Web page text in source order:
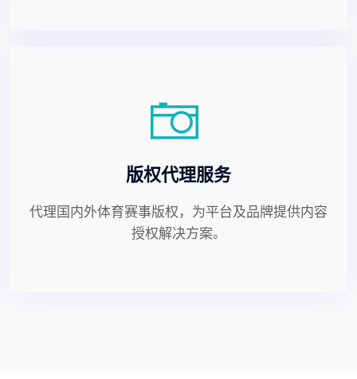
版权代理服务
代理国内外体育赛事版权，为平台及品牌提供内容
授权解决方案。